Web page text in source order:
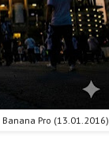
Pro (13.01.2016).